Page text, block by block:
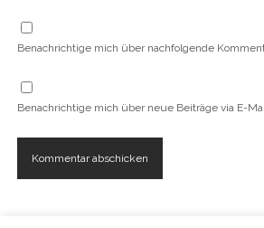
Benachrichtige mich über nachfolgende
Benachrichtige mich über neue Beiträge via E-